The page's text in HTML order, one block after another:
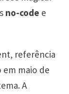
no-code e
referência
maio de
A